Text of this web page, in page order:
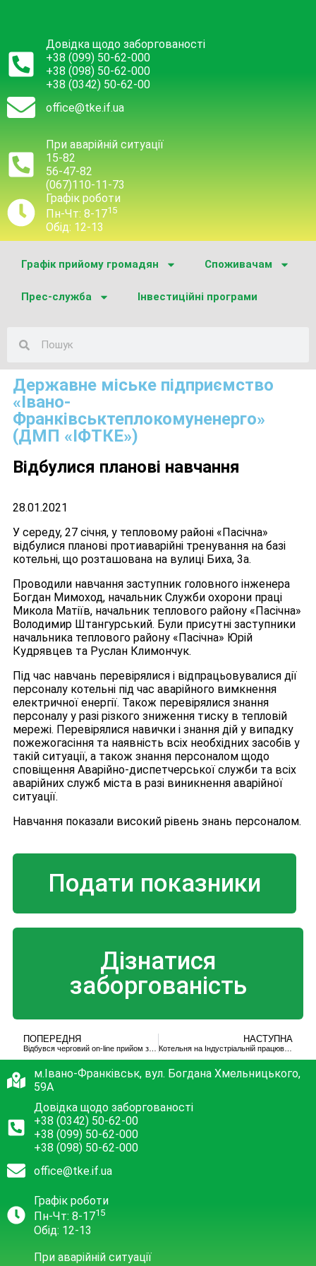
Довідка щодо заборгованості
+38 (099) 50-62-000
+38 (098) 50-62-000
+38 (0342) 50-62-00
office@tke.if.ua
При аварійній ситуації
15-82
56-47-82
(067)110-11-73
Графік роботи
Пн-Чт: 8-1715
Обід: 12-13
Графік прийому громадян Споживачам
Прес-служба Інвестиційні програми
Державне міське підприємство
«Івано-
Франківськтеплокомуненерго»
(ДМП «ІФТКЕ»)
Відбулися планові навчання
28.01.2021
У середу, 27 січня, у тепловому районі «Пасічна»
відбулися планові протиаварійні тренування на базі
котельні, що розташована на вулиці Биха, 3а.
Проводили навчання заступник головного інженера
Богдан Мимоход, начальник Служби охорони праці
Микола Матіїв, начальник теплового району «Пасічна»
Володимир Штангурський. Були присутні заступники
начальника теплового району «Пасічна» Юрій
Кудрявцев та Руслан Климончук.
Під час навчань перевірялися і відпрацьовувалися дії
персоналу котельні під час аварійного вимкнення
електричної енергії. Також перевірялися знання
персоналу у разі різкого зниження тиску в тепловій
мережі. Перевірялися навички і знання дій у випадку
пожежогасіння та наявність всіх необхідних засобів у
такій ситуації, а також знання персоналом щодо
сповіщення Аварійно-диспетчерської служби та всіх
аварійних служб міста в разі виникнення аварійної
ситуації.
Навчання показали високий рівень знань персоналом.
Подати показники
Дізнатися
заборгованість
ПОПЕРЕДНЯ НАСТУПНА
Котельня на Індустріальній працюватиме, поки франківці не підключать індивідуальне опалення
м.Івано-Франківськ, вул. Богдана Хмельницького,
59А
Довідка щодо заборгованості
+38 (0342) 50-62-00
+38 (099) 50-62-000
+38 (098) 50-62-000
office@tke.if.ua
Графік роботи
Пн-Чт: 8-1715
Обід: 12-13
При аварійній ситуації